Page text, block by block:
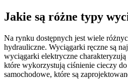
Jakie są różne typy
Na rynku dostępnych jest wiele
hydrauliczne. Wyciągarki ręczne są
wyciągarki elektryczne
które wykorzystują ciśnienie cieczy
samochodowe, które są